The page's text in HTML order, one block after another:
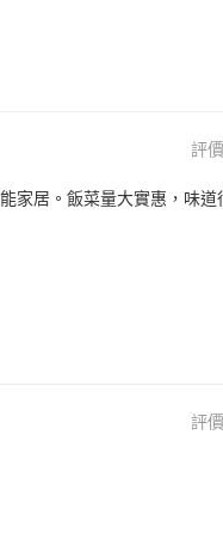
評
家居。飯菜量大實惠，味
評